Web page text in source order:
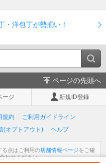
・洋包丁が勢揃い！
ページの先頭へ
ージ 新規ID登録
規約
ご利用ガイドライン
(オプトアウト) ヘルプ
る点はご利用の店舗情報ページをご確
わせください。